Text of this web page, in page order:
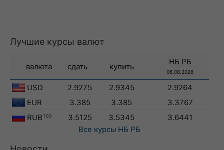
Лучшие курсы валют
валюта сдать купить
НБ РБ
06.08.2026
USD 2.9275 2.9345
2.9264
EUR
3.385 3.385
3.3767
RUB 100 3.5125 3.5345
3.6441
Все курсы НБ РБ